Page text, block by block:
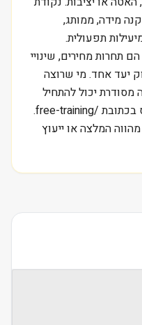
מידה, ממותג,
תפעולית.
תחרות מחירים, שינויי
יעד אחד. מי שרוצה
מסודרת יכול להתחיל
בהדרכה חינם של מכללת סקילס בכתובת /free-training.
המלצה או ייעוץ